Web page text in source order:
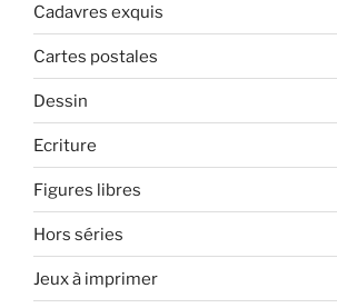
Cadavres exquis
Cartes postales
Dessin
Ecriture
Figures libres
Hors séries
Jeux à imprimer